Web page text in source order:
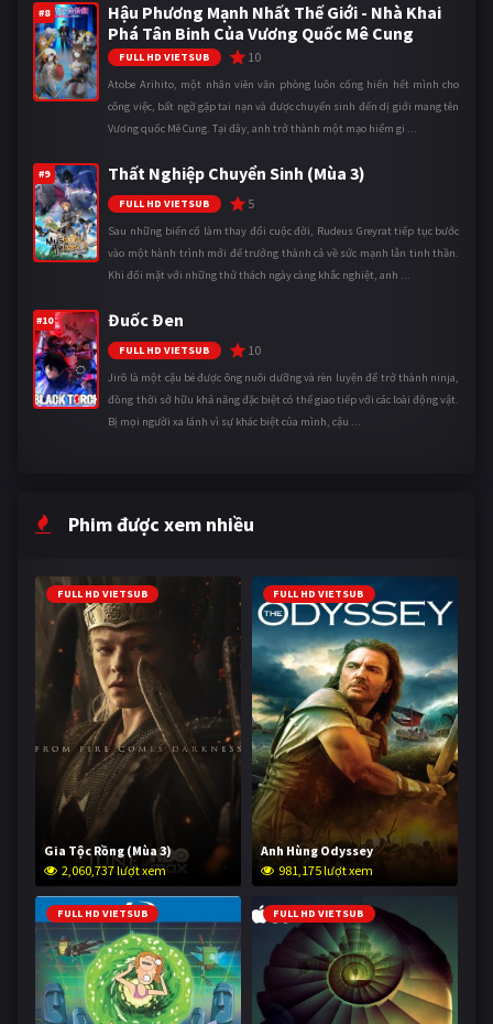
#8
Hậu Phương Mạnh Nhất Thế Giới - Nhà Khai
Phá Tân Binh Của Vương Quốc Mê Cung
FULL HD VIETSUB 10
Atobe Arihito, một nhân viên văn phòng luôn cống hiến hết mình cho
công việc, bất ngờ gặp tai nạn và được chuyển sinh đến dị giới mang tên
Vương quốc Mê Cung. Tại đây, anh trở thành một mạo hiểm gi ...
#9 Thất Nghiệp Chuyển Sinh (Mùa 3)
FULL HD VIETSUB 5
Sau những biến cố làm thay đổi cuộc đời, Rudeus Greyrat tiếp tục bước
vào một hành trình mới để trưởng thành cả về sức mạnh lẫn tinh thần.
Khi đối mặt với những thử thách ngày càng khắc nghiệt, anh ...
#10 Đuốc Đen
FULL HD VIETSUB 10
Jirô là một cậu bé được ông nuôi dưỡng và rèn luyện để trở thành ninja,
đồng thời sở hữu khả năng đặc biệt có thể giao tiếp với các loài động vật.
Bị mọi người xa lánh vì sự khác biệt của mình, cậu ...
Phim được xem nhiều
FULL HD VIETSUB
Gia Tộc Rồng (Mùa 3)
2,060,737 lượt xem
FULL HD VIETSUB
Anh Hùng Odyssey
981,175 lượt xem
FULL HD VIETSUB FULL HD VIETSUB